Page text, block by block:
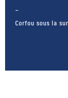
Corfou sous la